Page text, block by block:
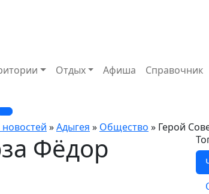
Отдых Афиша Справочник
»Адыгея » Общество » Герой
Фёдор